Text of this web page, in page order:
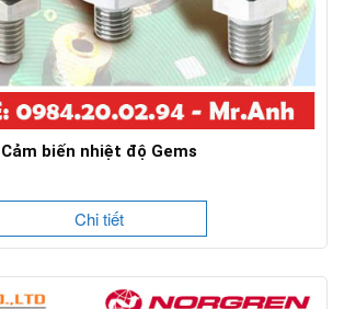
Cảm biến nhiệt độ Gems
Chi tiết